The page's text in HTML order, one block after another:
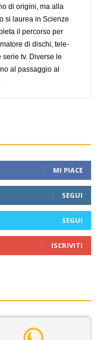
di origini, ma alla
si laurea in Scienze
il percorso per
di dischi, tele-
tv. Diverse le
al passaggio al
MI PIACE
SEGUI
SEGUI
ISCRIVITI